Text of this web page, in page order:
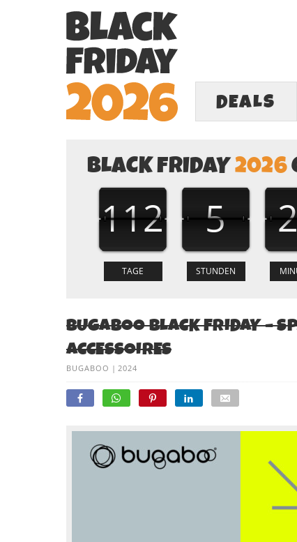
DEALS
BLACK FRIDAY2026
112 5
BUGABOO BLACK FRIDAY –
ACCESSOIRES
BUGABOO | 2024